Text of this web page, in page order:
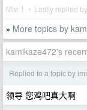
Mar 1 • Lastly replied by
» More topics by
kamikaze472's
Replied to a topic by
领导 您鸡吧真大啊